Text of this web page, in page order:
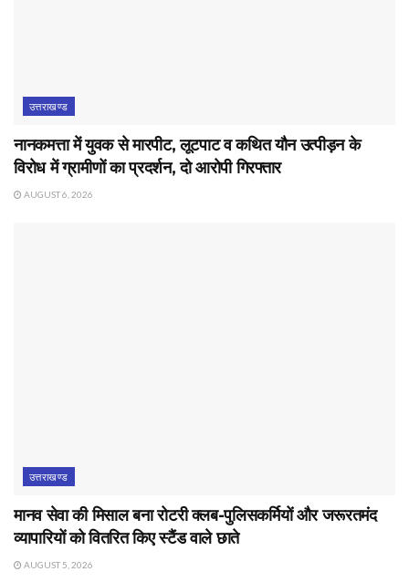
उत्तराखण्ड
नानकमत्ता में युवक से मारपीट, लूटपाट व कथित यौन उत्पीड़न के
विरोध में ग्रामीणों का प्रदर्शन, दो आरोपी गिरफ्तार
AUGUST 6, 2026
उत्तराखण्ड
मानव सेवा की मिसाल बना रोटरी क्लब-पुलिसकर्मियों और जरूरतमंद
व्यापारियों को वितरित किए स्टैंड वाले छाते
AUGUST 5, 2026